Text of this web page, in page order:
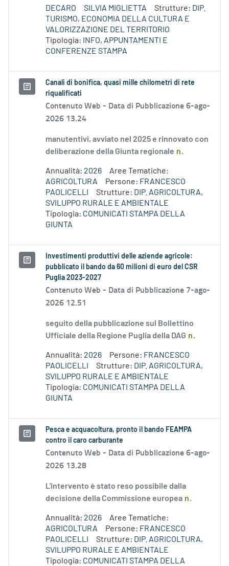
DECARO
SILVIA MIGLIETTA Strutture: DIP.
TURISMO, ECONOMIA DELLA CULTURA E
VALORIZZAZIONE DEL TERRITORIO
Tipologia:
INFO, APPUNTAMENTI E
CONFERENZE STAMPA
Canali di bonifica, quasi mille chilometri di rete
riqualificati
Contenuto Web - Data di Pubblicazione 6-ago-
2026 13.24
manutentivi, avviato nel 2025 e rinnovato con
deliberazione della Giunta regionale n.
Annualità: 2026
Aree Tematiche:
AGRICOLTURA
Persone: FRANCESCO
PAOLICELLI
Strutture: DIP. AGRICOLTURA,
SVILUPPO RURALE E AMBIENTALE
Tipologia: COMUNICATI STAMPA DELLA
GIUNTA
Investimenti produttivi delle aziende agricole:
pubblicato il bando da 60 milioni di euro del CSR
Puglia 2023-2027
Contenuto Web - Data di Pubblicazione 7-ago-
2026 12.51
seguito della pubblicazione sul Bollettino
Ufficiale della Regione Puglia della DAG n.
Annualità: 2026 Persone: FRANCESCO
PAOLICELLI
Strutture: DIP. AGRICOLTURA,
SVILUPPO RURALE E AMBIENTALE
Tipologia: COMUNICATI STAMPA DELLA
GIUNTA
Pesca e acquacoltura, pronto il bando FEAMPA
contro il caro carburante
Contenuto Web - Data di Pubblicazione 6-ago-
2026 13.28
L'intervento è stato reso possibile dalla
decisione della Commissione europea n.
Annualità: 2026
Aree Tematiche:
AGRICOLTURA
Persone: FRANCESCO
PAOLICELLI
Strutture: DIP. AGRICOLTURA,
SVILUPPO RURALE E AMBIENTALE
Tipologia: COMUNICATI STAMPA DELLA